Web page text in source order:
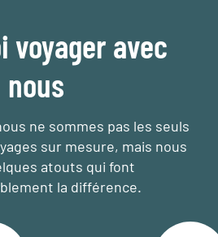
voyager avec
nous
ne sommes pas les seuls
sur mesure, mais nous
atouts qui font
la différence.